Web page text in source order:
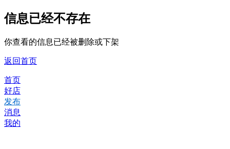
信息已经不存在
你查看的信息已经被删除或下架
返回首页
首页
好店
发布
消息
我的